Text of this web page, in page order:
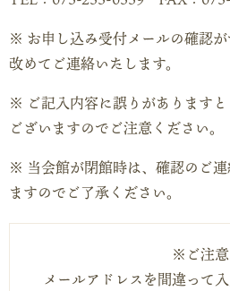
お申し込み受付メールの確認
改めてご連絡いたします。
ご記入内容に誤りがあります
ございますのでご注意ください。
当会館が閉館時は、確認のご
ますのでご了承ください。
※ご注意
メールアドレスを間違って